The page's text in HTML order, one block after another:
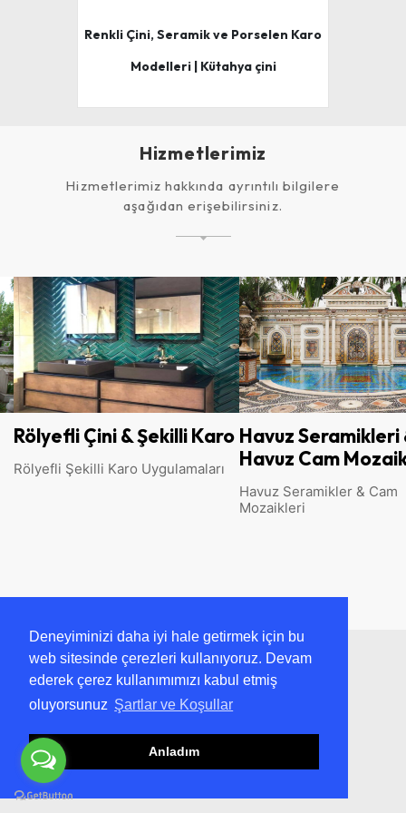
Deneyiminizi daha iyi hale getirmek için bu
web sitesinde çerezleri kullanıyoruz. Devam
ederek çerez kullanımımızı kabul etmiş
oluyorsunuz Şartlar ve Koşullar
Anladım
Renkli Çini, Seramik ve Porselen Karo
Modelleri | Kütahya çini
Hizmetlerimiz
Hizmetlerimiz hakkında ayrıntılı bilgilere
aşağıdan erişebilirsiniz.
Rölyefli Çini & Şekilli Karo
Rölyefli Şekilli Karo Uygulamaları
Havuz Seramikleri
Havuz Cam
Havuz Seramikler & Cam
Mozaikleri